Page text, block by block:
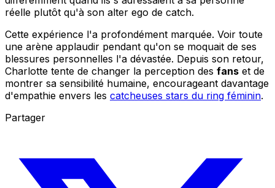
réelle plutôt qu'à son alter ego de catch.
Cette expérience l'a profondément marquée. Voir toute
une arène applaudir pendant qu'on se moquait de ses
blessures personnelles l'a dévastée. Depuis son retour,
Charlotte tente de changer la perception des fans et de
montrer sa sensibilité humaine, encourageant davantage
d'empathie envers les catcheuses stars du ring féminin.
Partager